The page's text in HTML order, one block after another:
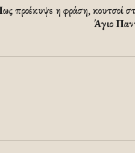
προέκυψε η φράση, κουτσοί
Άγιο